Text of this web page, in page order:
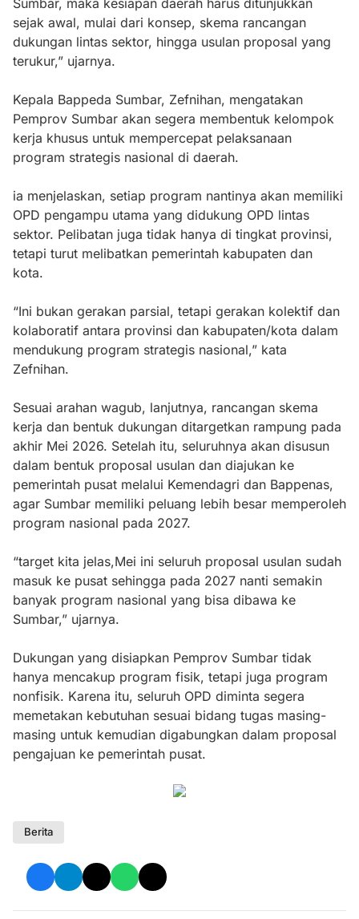
sejak awal, mulai dari konsep, skema rancangan
dukungan lintas sektor, hingga usulan proposal yang
terukur,” ujarnya.
Kepala Bappeda Sumbar, Zefnihan, mengatakan
Pemprov Sumbar akan segera membentuk kelompok
kerja khusus untuk mempercepat pelaksanaan
program strategis nasional di daerah.
ia menjelaskan, setiap program nantinya akan memiliki
OPD pengampu utama yang didukung OPD lintas
sektor. Pelibatan juga tidak hanya di tingkat provinsi,
tetapi turut melibatkan pemerintah kabupaten dan
kota.
“Ini bukan gerakan parsial, tetapi gerakan kolektif dan
kolaboratif antara provinsi dan kabupaten/kota dalam
mendukung program strategis nasional,” kata
Zefnihan.
Sesuai arahan wagub, lanjutnya, rancangan skema
kerja dan bentuk dukungan ditargetkan rampung pada
akhir Mei 2026. Setelah itu, seluruhnya akan disusun
dalam bentuk proposal usulan dan diajukan ke
pemerintah pusat melalui Kemendagri dan Bappenas,
agar Sumbar memiliki peluang lebih besar memperoleh
program nasional pada 2027.
“target kita jelas,Mei ini seluruh proposal usulan sudah
masuk ke pusat sehingga pada 2027 nanti semakin
banyak program nasional yang bisa dibawa ke
Sumbar,” ujarnya.
Dukungan yang disiapkan Pemprov Sumbar tidak
hanya mencakup program fisik, tetapi juga program
nonfisik. Karena itu, seluruh OPD diminta segera
memetakan kebutuhan sesuai bidang tugas masing-
masing untuk kemudian digabungkan dalam proposal
pengajuan ke pemerintah pusat.
Berita